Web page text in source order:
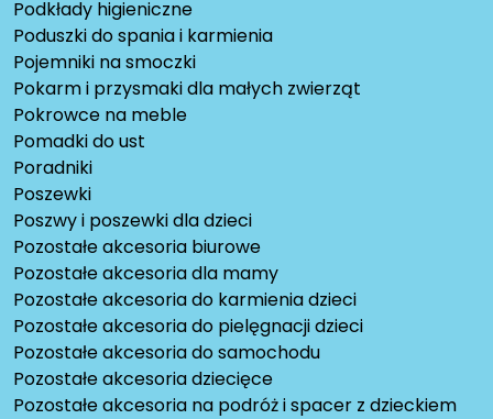
Podkłady higieniczne
Poduszki do spania i karmienia
Pojemniki na smoczki
Pokarm i przysmaki dla małych zwierząt
Pokrowce na meble
Pomadki do ust
Poradniki
Poszewki
Poszwy i poszewki dla dzieci
Pozostałe akcesoria biurowe
Pozostałe akcesoria dla mamy
Pozostałe akcesoria do karmienia dzieci
Pozostałe akcesoria do pielęgnacji dzieci
Pozostałe akcesoria do samochodu
Pozostałe akcesoria dziecięce
Pozostałe akcesoria na podróż i spacer z dzieckiem